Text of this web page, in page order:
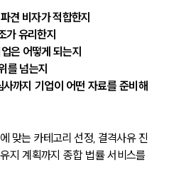
견 비자가 적합한지
유리한지
은 어떻게 되는지
를 넘는지
까지 기업이 어떤 자료를 준비해
맞는 카테고리 선정, 결격사유 진
지 계획까지 종합 법률 서비스를